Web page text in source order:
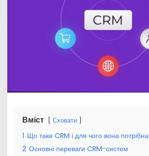
Вміст Сховати
1 Що таке CRM і для чого вона потрібна
2 Основні переваги CRM-систем